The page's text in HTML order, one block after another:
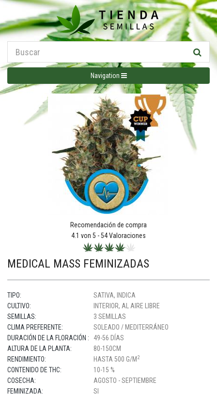
Navigation
Recomendación de compra
4.1 von 5 -54Valoraciones
MEDICAL MASS FEMINIZADAS
TIPO:
SATIVA, INDICA
CULTIVO:
INTERIOR, AL AIRE LIBRE
SEMILLAS:
3 SEMILLAS
CLIMA PREFERENTE:
SOLEADO / MEDITERRÁNEO
DURACIÓN DE LA FLORACIÓN :
49-56 DÍAS
ALTURA DE LA PLANTA:
80-150CM
RENDIMIENTO:
HASTA 500 G/M 2
CONTENIDO DE THC:
10-15 %
COSECHA:
AGOSTO - SEPTIEMBRE
FEMINIZADA:
SI